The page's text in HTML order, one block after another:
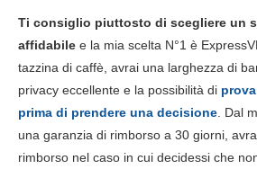
Ti consiglio piuttosto di scegliere un
affidabile e la mia scelta N°1 è
tazzina di caffè, avrai una larghezza di
privacy eccellente e la possibilità di
prima di prendere una decisione . Dal
una garanzia di rimborso a 30 giorni,
rimborso nel caso in cui decidessi che